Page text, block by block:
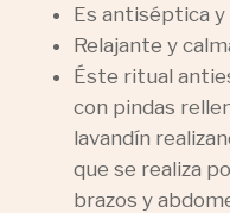
Es antiséptica
Relajante y
Éste ritual
con pindas
lavandín
que se realiza
brazos y